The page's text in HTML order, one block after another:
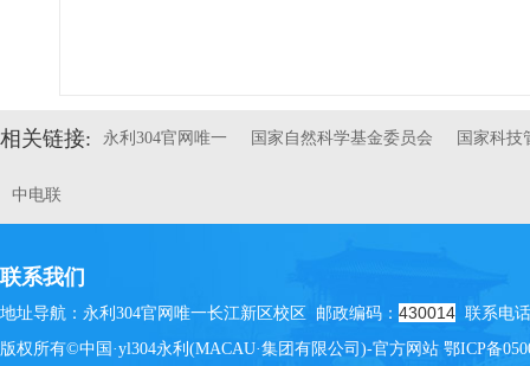
相关链接: 永利304官网唯一 国家自然科学基金委员会 国家科
中电联
联系我们
地址导航：永利304官网唯一长江新区校区 邮政编码： 430014 联系电
版权所有©中国·yl304永利(MACAU·集团有限公司)-官方网站 鄂ICP备